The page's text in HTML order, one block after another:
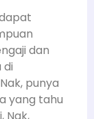
dan
di
punya
yang tahu